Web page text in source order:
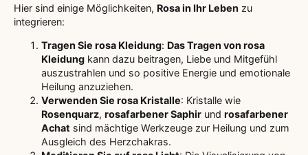
Hier sind einige Möglichkeiten, Rosa in Ihr Leben zu
integrieren:
Tragen Sie rosa Kleidung: Das Tragen von rosa
Kleidung kann dazu beitragen, Liebe und Mitgefühl
auszustrahlen und so positive Energie und emotionale
Heilung anzuziehen.
Verwenden Sie rosa Kristalle: Kristalle wie
Rosenquarz, rosafarbener Saphir und rosafarbener
Achat sind mächtige Werkzeuge zur Heilung und zum
Ausgleich des Herzchakras.